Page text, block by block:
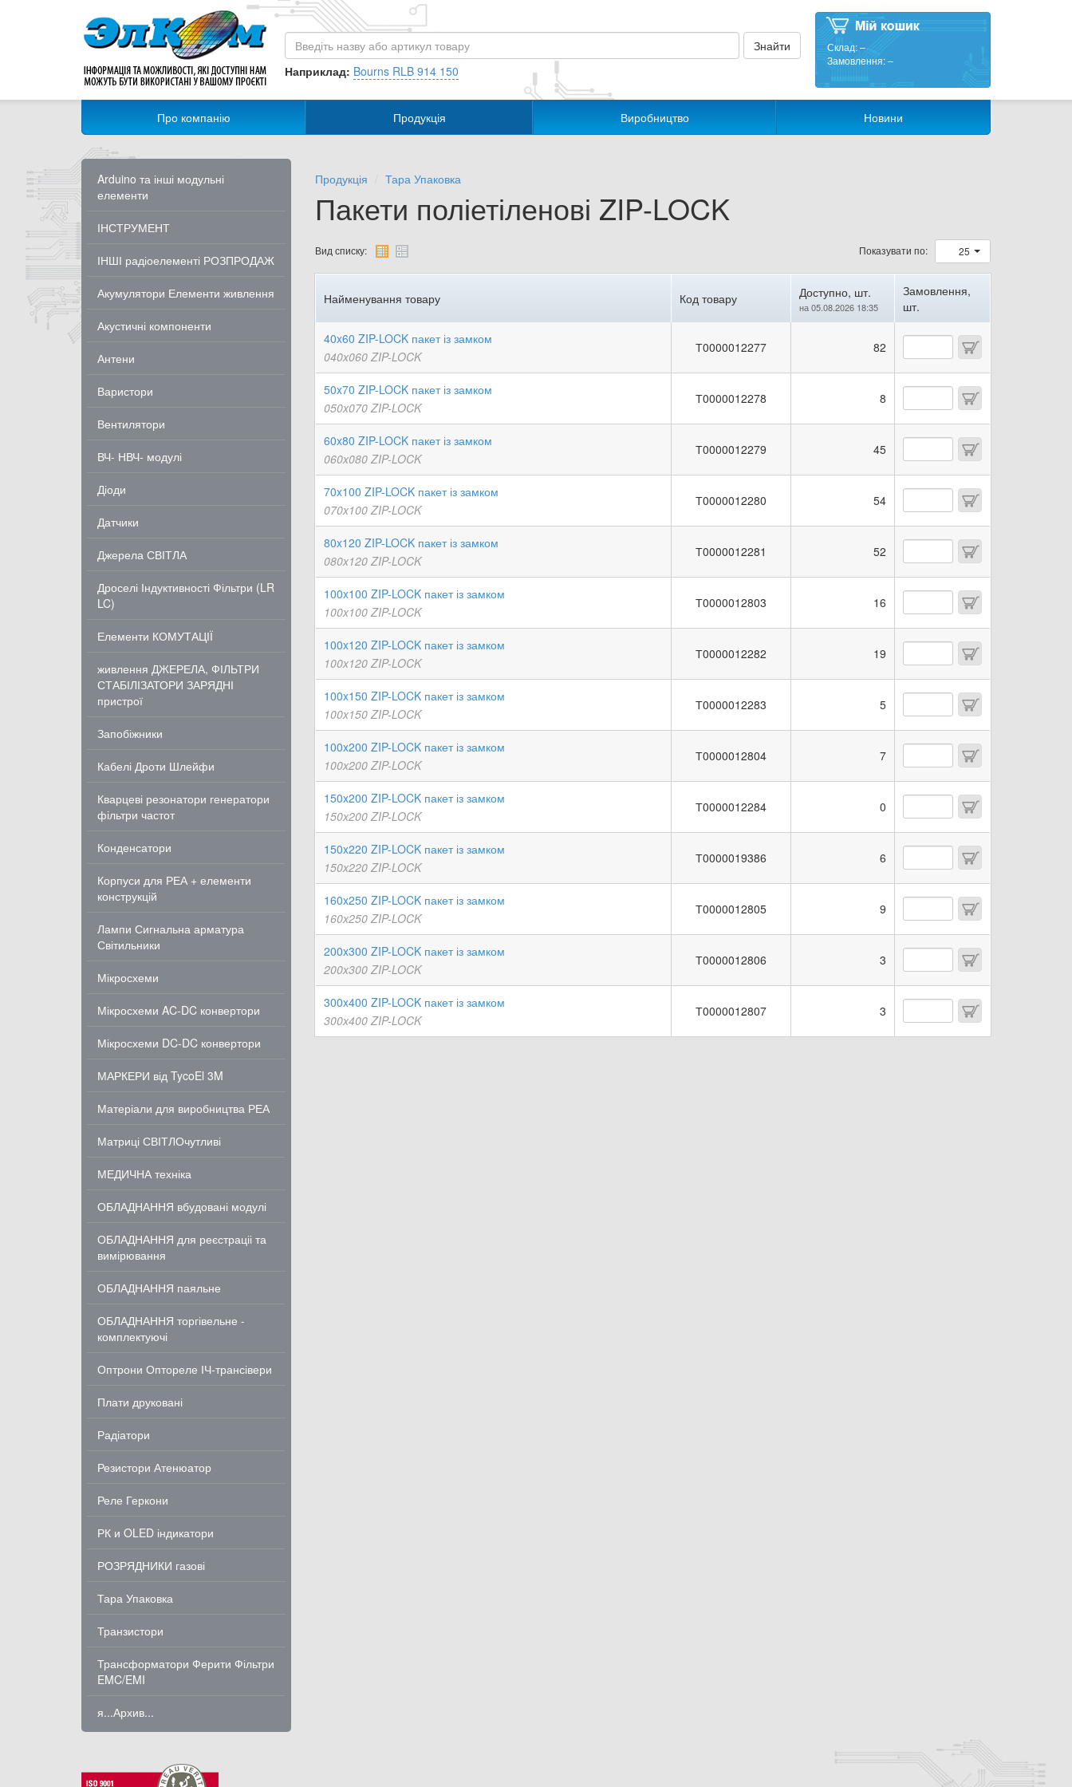
Наприклад: Bourns RLB 914 150
Склад:–
Замовлення:–
Про компанію Продукція Виробництво Новини
Arduino та інші модульні
елементи
ІНСТРУМЕНТ
ІНШІ радіоелементі РОЗПРОДАЖ
Акумулятори Елементи живлення
Акустичні компоненти
Антени
Варистори
Вентилятори
ВЧ- НВЧ- модулі
Діоди
Датчики
Джерела СВІТЛА
Дроселі Індуктивності Фільтри (LR
LC)
Елементи КОМУТАЦІЇ
живлення ДЖЕРЕЛА, ФІЛЬТРИ
СТАБІЛІЗАТОРИ ЗАРЯДНІ
пристрої
Запобіжники
Кабелі Дроти Шлейфи
Кварцеві резонатори генератори
фільтри частот
Конденсатори
Корпуси для РЕА + елементи
конструкцій
Лампи Сигнальна арматура
Світильники
Мікросхеми
Мікросхеми AC-DC конвертори
Мікросхеми DC-DC конвертори
МАРКЕРИ від TycoEl 3M
Матеріали для виробництва РЕА
Матриці СВІТЛОчутливі
МЕДИЧНА техніка
ОБЛАДНАННЯ вбудовані модулі
ОБЛАДНАННЯ для реєстраціі та
вимірювання
ОБЛАДНАННЯ паяльне
ОБЛАДНАННЯ торгівельне -
комплектуючі
Оптрони Оптореле ІЧ-трансівери
Плати друковані
Радіатори
Резистори Атенюатор
Реле Геркони
РК и OLED індикатори
РОЗРЯДНИКИ газові
Тара Упаковка
Транзистори
Трансформатори Ферити Фільтри
EMC/EMI
я...Архив...
Продукція Тара Упаковка
Пакети поліетіленові ZIP-LOCK
Вид списку: Показувати по: 25
Найменування товару Код товару Доступно, шт.
на 05.08.2026 18:35
Замовлення,
шт.
40x60 ZIP-LOCK пакет із замком
040x060 ZIP-LOCK
Т0000012277 82
50x70 ZIP-LOCK пакет із замком
050x070 ZIP-LOCK
Т0000012278 8
60x80 ZIP-LOCK пакет із замком
060x080 ZIP-LOCK
Т0000012279 45
70x100 ZIP-LOCK пакет із замком
070x100 ZIP-LOCK
Т0000012280 54
80x120 ZIP-LOCK пакет із замком
080x120 ZIP-LOCK
Т0000012281 52
100x100 ZIP-LOCK пакет із замком
100x100 ZIP-LOCK
Т0000012803 16
100x120 ZIP-LOCK пакет із замком
100x120 ZIP-LOCK
Т0000012282 19
100x150 ZIP-LOCK пакет із замком
100x150 ZIP-LOCK
Т0000012283 5
100x200 ZIP-LOCK пакет із замком
100x200 ZIP-LOCK
Т0000012804 7
150x200 ZIP-LOCK пакет із замком
150x200 ZIP-LOCK
Т0000012284 0
150x220 ZIP-LOCK пакет із замком
150x220 ZIP-LOCK
Т0000019386 6
160x250 ZIP-LOCK пакет із замком
160x250 ZIP-LOCK
Т0000012805 9
200x300 ZIP-LOCK пакет із замком
200x300 ZIP-LOCK
Т0000012806 3
300x400 ZIP-LOCK пакет із замком
300x400 ZIP-LOCK
Т0000012807 3